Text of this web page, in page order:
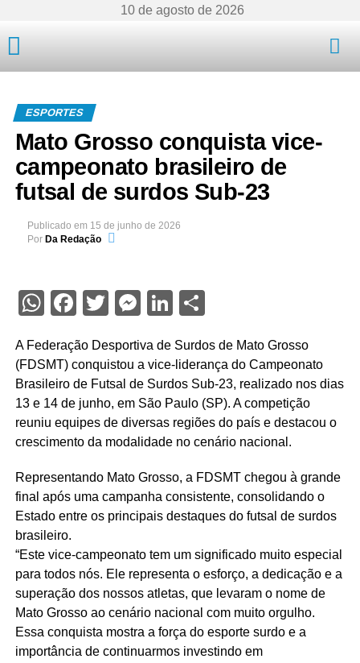
10 de agosto de 2026
ESPORTES
Mato Grosso conquista vice-
campeonato brasileiro de
futsal de surdos Sub-23
Publicado em 15 de junho de 2026
Por Da Redação
WhatsApp
Facebook
Twitter
Messenger
LinkedIn
Share
A Federação Desportiva de Surdos de Mato Grosso
(FDSMT) conquistou a vice-liderança do Campeonato
Brasileiro de Futsal de Surdos Sub-23, realizado nos dias
13 e 14 de junho, em São Paulo (SP). A competição
reuniu equipes de diversas regiões do país e destacou o
crescimento da modalidade no cenário nacional.
Representando Mato Grosso, a FDSMT chegou à grande
final após uma campanha consistente, consolidando o
Estado entre os principais destaques do futsal de surdos
brasileiro.
“Este vice-campeonato tem um significado muito especial
para todos nós. Ele representa o esforço, a dedicação e a
superação dos nossos atletas, que levaram o nome de
Mato Grosso ao cenário nacional com muito orgulho.
Essa conquista mostra a força do esporte surdo e a
importância de continuarmos investindo em